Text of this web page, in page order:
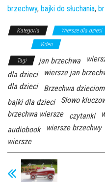
brzechwy, bajki do słuchania,
Kategoria Wiersze dla dzieci
Video
Tagi jan brzechwa
dla dzieci
wiersze jan
dla dzieci
Brzechwa dzieciom
bajki dla dzieci
Słowo
brzechwa wiersze
czytanki
audiobook
wiersze brzechwy
wiersze